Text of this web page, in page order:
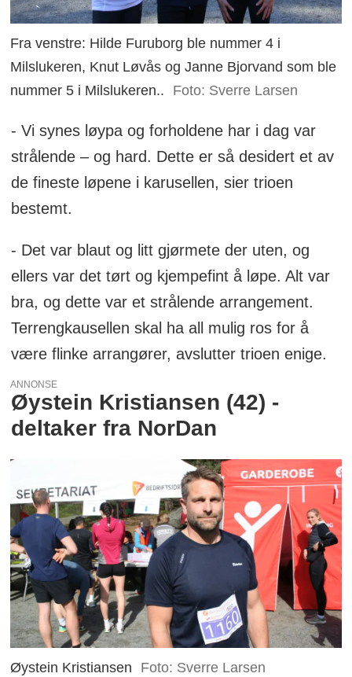
Fra venstre: Hilde Furuborg ble nummer 4 i
Milslukeren, Knut Løvås og Janne Bjorvand som ble
nummer 5 i Milslukeren..
Foto: Sverre Larsen
- Vi synes løypa og forholdene har i dag var
strålende – og hard. Dette er så desidert et av
de fineste løpene i karusellen, sier trioen
bestemt.
- Det var blaut og litt gjørmete der uten, og
ellers var det tørt og kjempefint å løpe. Alt var
bra, og dette var et strålende arrangement.
Terrengkausellen skal ha all mulig ros for å
være flinke arrangører, avslutter trioen enige.
ANNONSE
Øystein Kristiansen (42) -
deltaker fra NorDan
Øystein Kristiansen Foto: Sverre Larsen